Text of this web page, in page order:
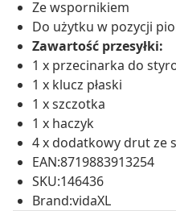
Ze wspornikiem
Do użytku w pozycji
Zawartość przesyłki:
1 x przecinarka do
1 x klucz płaski
1 x szczotka
1 x haczyk
4 x dodatkowy drut ze
EAN:8719883913254
SKU:146436
Brand:vidaXL